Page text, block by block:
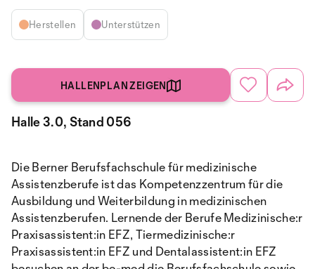
Herstellen Unterstützen
HALLENPLAN ZEIGEN
Halle 3.0, Stand 056
Die Berner Berufsfachschule für medizinische
Assistenzberufe ist das Kompetenzzentrum für die
Ausbildung und Weiterbildung in medizinischen
Assistenzberufen. Lernende der Berufe Medizinische:r
Praxisassistent:in EFZ, Tiermedizinische:r
Praxisassistent:in EFZ und Dentalassistent:in EFZ